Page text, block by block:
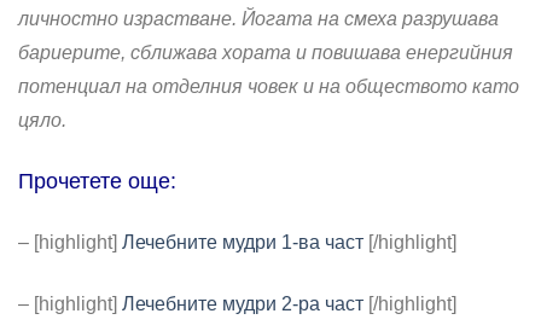
личностно израстване. Йогата на смеха разрушава
бариерите, сближава хората и повишава енергийния
потенциал на отделния човек и на обществото като
цяло.
Прочетете още:
– [highlight] Лечебните мудри 1-ва част [/highlight]
– [highlight] Лечебните мудри 2-ра част [/highlight]